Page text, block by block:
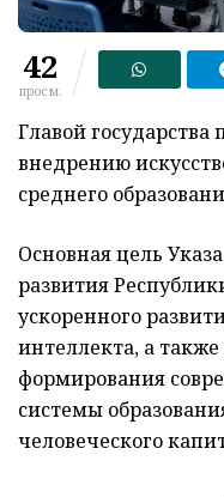
42
просм.
Главой
внедрению
среднего
Основная цель
развития
ускоренного
интеллекта, а
формирования
системы
человеческого